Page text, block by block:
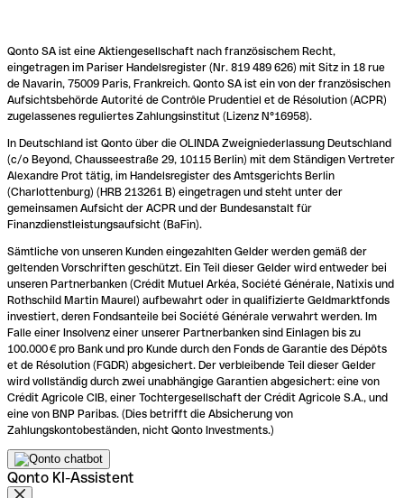
Qonto SA ist eine Aktiengesellschaft nach französischem Recht,
eingetragen im Pariser Handelsregister (Nr. 819 489 626) mit Sitz in 18 rue
de Navarin, 75009 Paris, Frankreich. Qonto SA ist ein von der französischen
Aufsichtsbehörde Autorité de Contrôle Prudentiel et de Résolution (ACPR)
zugelassenes reguliertes Zahlungsinstitut (Lizenz N°16958).
In Deutschland ist Qonto über die OLINDA Zweigniederlassung Deutschland
(c/o Beyond, Chausseestraße 29, 10115 Berlin) mit dem Ständigen Vertreter
Alexandre Prot tätig, im Handelsregister des Amtsgerichts Berlin
(Charlottenburg) (HRB 213261 B) eingetragen und steht unter der
gemeinsamen Aufsicht der ACPR und der Bundesanstalt für
Finanzdienstleistungsaufsicht (BaFin).
Sämtliche von unseren Kunden eingezahlten Gelder werden gemäß der
geltenden Vorschriften geschützt. Ein Teil dieser Gelder wird entweder bei
unseren Partnerbanken (Crédit Mutuel Arkéa, Société Générale, Natixis und
Rothschild Martin Maurel) aufbewahrt oder in qualifizierte Geldmarktfonds
investiert, deren Fondsanteile bei Société Générale verwahrt werden. Im
Falle einer Insolvenz einer unserer Partnerbanken sind Einlagen bis zu
100.000 € pro Bank und pro Kunde durch den Fonds de Garantie des Dépôts
et de Résolution (FGDR) abgesichert. Der verbleibende Teil dieser Gelder
wird vollständig durch zwei unabhängige Garantien abgesichert: eine von
Crédit Agricole CIB, einer Tochtergesellschaft der Crédit Agricole S.A., und
eine von BNP Paribas. (Dies betrifft die Absicherung von
Zahlungskontobeständen, nicht Qonto Investments.)
Qonto KI-Assistent